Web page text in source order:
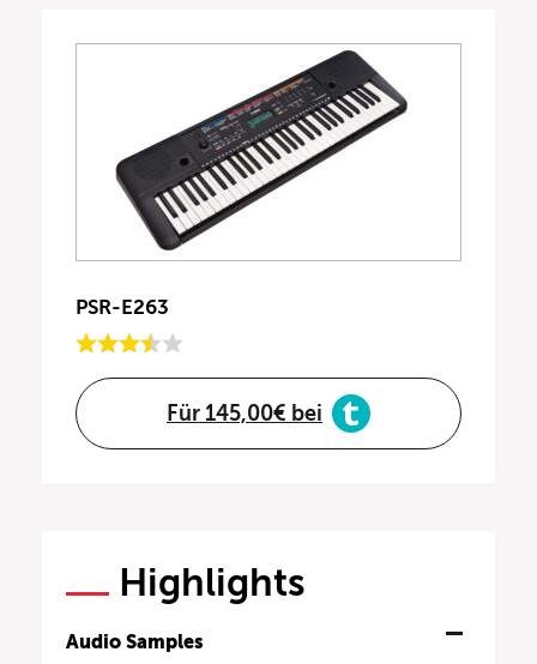
PSR-E263
Für 145,00€ bei
Highlights
Audio Samples